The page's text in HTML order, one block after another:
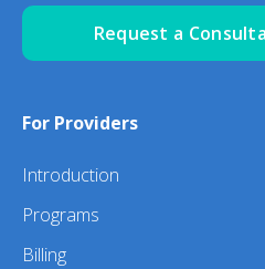
Request a
For Providers
Introduction
Programs
Billing